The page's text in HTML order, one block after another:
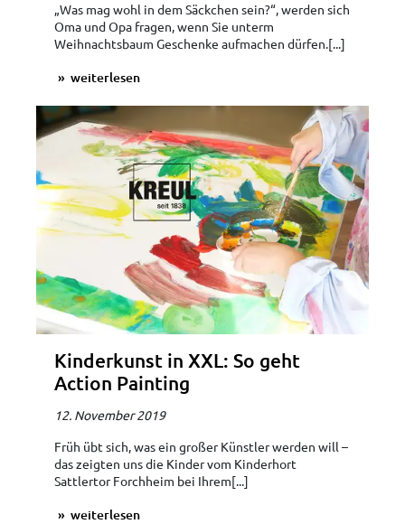
„Was mag wohl in dem Säckchen sein?“, werden sich
Oma und Opa fragen, wenn Sie unterm
Weihnachtsbaum Geschenke aufmachen dürfen.[...]
weiterlesen
Kinderkunst in XXL: So geht
Action Painting
12. November 2019
Früh übt sich, was ein großer Künstler werden will –
das zeigten uns die Kinder vom Kinderhort
Sattlertor Forchheim bei Ihrem[...]
weiterlesen